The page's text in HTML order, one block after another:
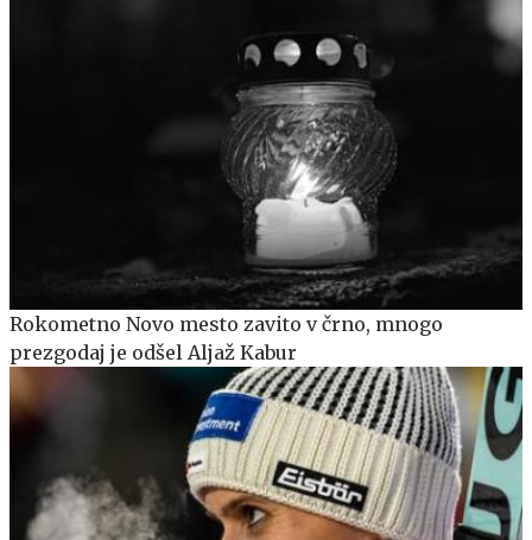
Rokometno Novo mesto zavito v črno, mnogo
prezgodaj je odšel Aljaž Kabur